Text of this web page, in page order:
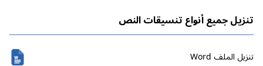
تنزيل جميع أنواع تنسيقات النص
تنزیل الملف Word